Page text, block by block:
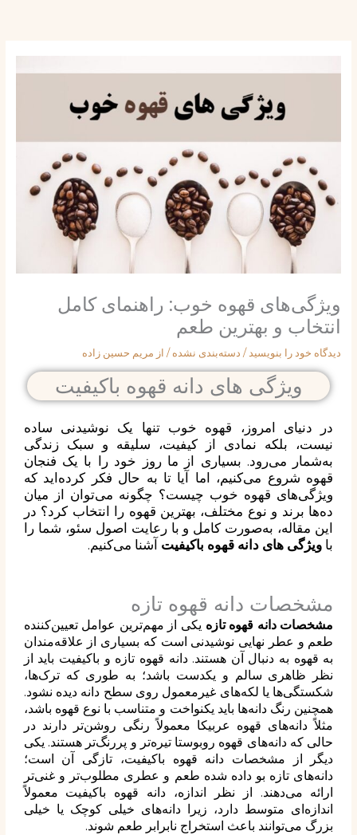
ویژگی‌های قهوه خوب: راهنمای کامل
انتخاب و بهترین طعم
دیدگاه‌ خود را بنویسید /دسته‌بندی نشده/ از مریم حسین زاده
ویژگی های دانه قهوه باکیفیت
در دنیای امروز، قهوه خوب تنها یک نوشیدنی ساده
نیست، بلکه نمادی از کیفیت، سلیقه و سبک زندگی
به‌شمار می‌رود. بسیاری از ما روز خود را با یک فنجان
قهوه شروع می‌کنیم، اما آیا تا به حال فکر کرده‌اید که
ویژگی‌های قهوه خوب چیست؟ چگونه می‌توان از میان
ده‌ها برند و نوع مختلف، بهترین قهوه را انتخاب کرد؟ در
این مقاله، به‌صورت کامل و با رعایت اصول سئو، شما را
باویژگی های دانه قهوه باکیفیتآشنا می‌کنیم.
مشخصات دانه قهوه تازه
مشخصات دانه قهوه تازه یکی از مهم‌ترین عوامل تعیین‌کننده
طعم و عطر نهایی نوشیدنی است که بسیاری از علاقه‌مندان
به قهوه به دنبال آن هستند. دانه قهوه تازه و باکیفیت باید از
نظر ظاهری سالم و یکدست باشد؛ به طوری که ترک‌ها،
شکستگی‌ها یا لکه‌های غیرمعمول روی سطح دانه دیده نشود.
همچنین رنگ دانه‌ها باید یکنواخت و متناسب با نوع قهوه باشد،
مثلاً دانه‌های قهوه عربیکا معمولاً رنگی روشن‌تر دارند در
حالی که دانه‌های قهوه روبوستا تیره‌تر و پررنگ‌تر هستند. یکی
دیگر از مشخصات دانه قهوه باکیفیت، تازگی آن است؛
دانه‌های تازه بو داده شده طعم و عطری مطلوب‌تر و غنی‌تر
ارائه می‌دهند. از نظر اندازه، دانه قهوه باکیفیت معمولاً
اندازه‌ای متوسط دارد، زیرا دانه‌های خیلی کوچک یا خیلی
بزرگ می‌توانند باعث استخراج نابرابر طعم شوند.